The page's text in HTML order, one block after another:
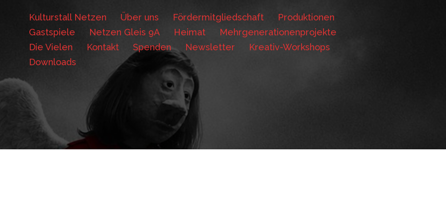
Kulturstall Netzen Über uns Fördermitgliedschaft
Produktionen
Gastspiele
Netzen Gleis 9A Heimat
Mehrgenerationenprojekte
Die Vielen
Kontakt Spenden Newsletter
Kreativ-Workshops
Downloads